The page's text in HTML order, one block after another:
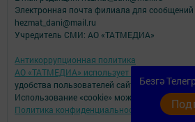
Безгә
Электронная почта филиала для
hezmat_dani@mail.ru
Учредитель СМИ: АО «ТАТМЕДИА»
Антикоррупционная политика
АО «ТАТМЕДИА» использует «cookie»
для
удобства пользователей сайтом.
Использование «cookie» можно отменить в
Политика конфиденциальности